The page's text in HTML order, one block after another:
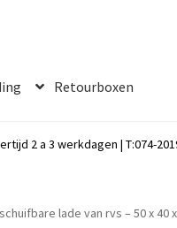
Retourboxen
2 a 3 werkdagen | T:074-
lade van rvs – 50 x 40